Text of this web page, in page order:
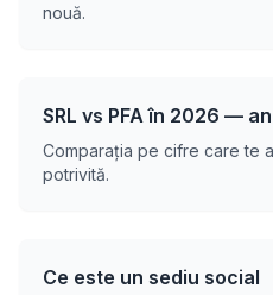
nouă.
SRL vs PFA în 2026 —
Comparația pe cifre care te
potrivită.
Ce este un sediu social